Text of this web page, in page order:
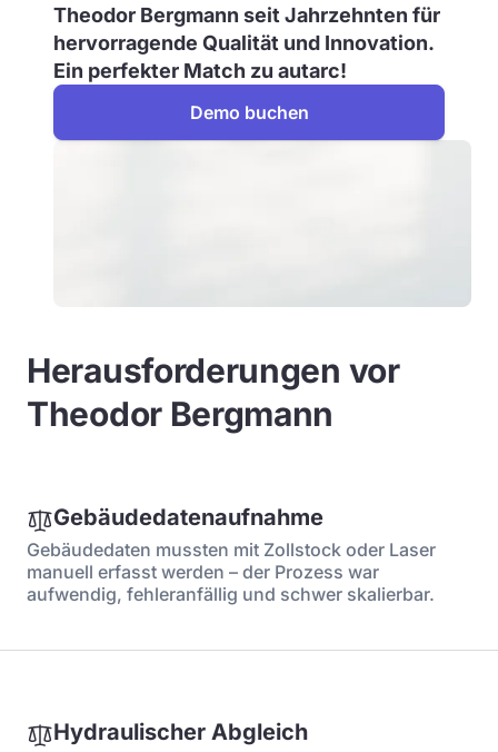
Theodor Bergmann seit Jahrzehnten für
hervorragende Qualität und Innovation.
Ein perfekter Match zu autarc!
Demo buchen
Herausforderungen vor
Theodor Bergmann
Gebäudedatenaufnahme
Gebäudedaten mussten mit Zollstock oder Laser
manuell erfasst werden – der Prozess war
aufwendig, fehleranfällig und schwer skalierbar.
Hydraulischer Abgleich